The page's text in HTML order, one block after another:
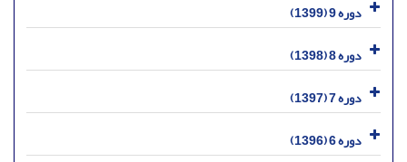
دوره 9 (1399)
دوره 8 (1398)
دوره 7 (1397)
دوره 6 (1396)